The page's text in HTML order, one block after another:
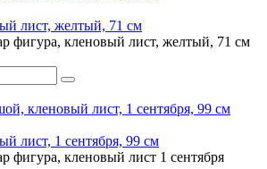
лист, желтый, 71 см
фигура, кленовый лист, желтый, 71 см
лист, 1 сентября, 99 см
фигура, кленовый лист 1 сентября